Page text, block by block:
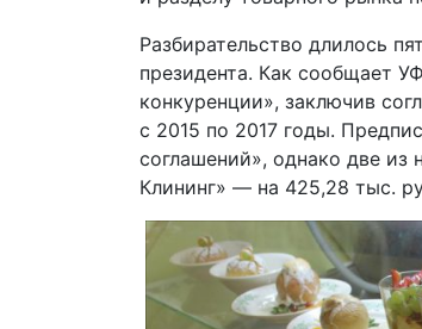
Разбирательство длилось
президента. Как сообщает
конкуренции», заключив
с 2015 по 2017 годы.
соглашений», однако две
Клининг» — на 425,28 тыс.